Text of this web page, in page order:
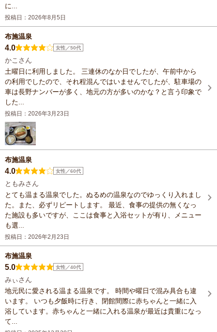
に...
投稿日：2026年8月5日
布施温泉
4.0 女性／50代
かこさん
土曜日に利用しました。 三連休のなか日でしたが、午前中から
の利用でしたので、それ程混んではいませんでしたが、駐車場の
車は長野ナンバーが多く、地元の方が多いのかな？と言う印象で
した...
投稿日：2026年3月23日
布施温泉
4.0 女性／60代
ともみさん
とても温まる温泉でした。ぬるめの温泉なのでゆっくり入れまし
た。また、必ずリピートします。 最近、食事の提供の無くなっ
た施設も多いですが、ここは食事と入浴セットが有り、メニュー
も選...
投稿日：2026年2月23日
布施温泉
5.0 女性／40代
みぃさん
地元民に愛される温まる温泉です。 時間や曜日で混み具合も違
います。 いつも夕飯時に行き、閉館間際に赤ちゃんと一緒に入
浴しています。赤ちゃんと一緒に入れる温泉が最近は貴重になっ
て...